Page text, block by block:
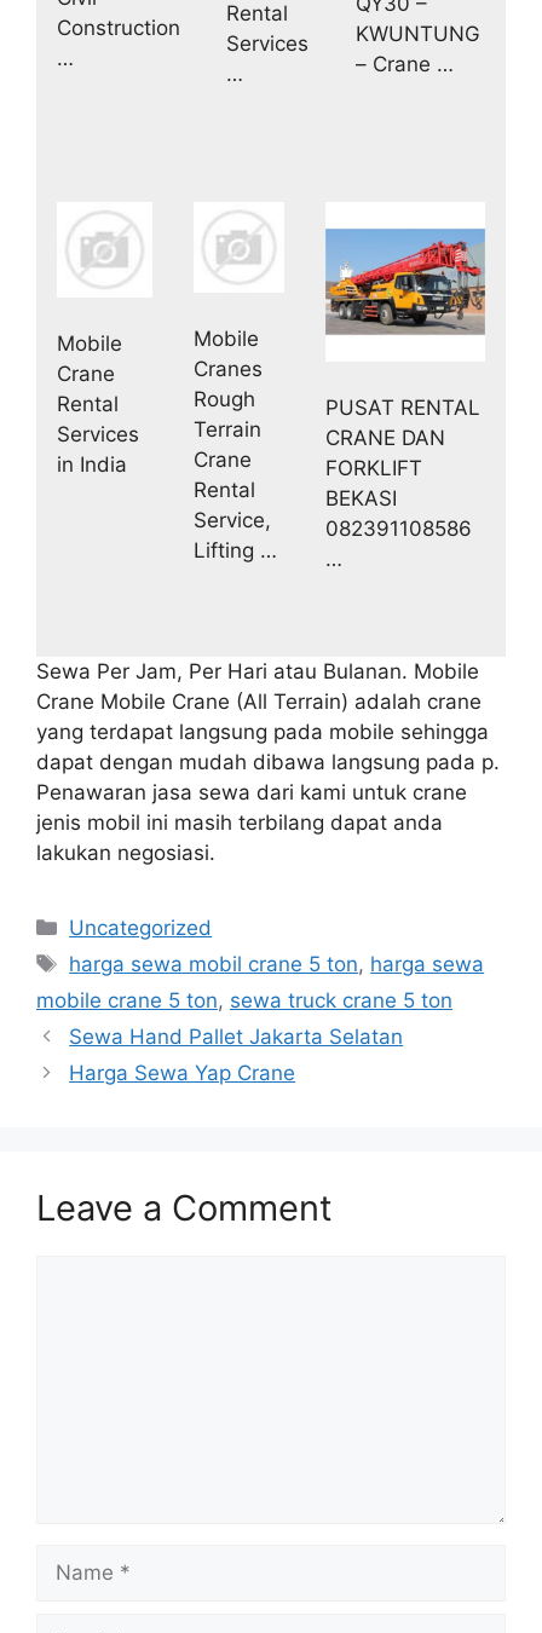
Construction
…
Rental
Services
…
KWUNTUNG
– Crane …
Mobile
Crane
Rental
Services
in India
Mobile
Cranes
Rough
Terrain
Crane
Rental
Service,
Lifting …
PUSAT RENTAL
CRANE DAN
FORKLIFT
BEKASI
082391108586
…
Sewa Per Jam, Per Hari atau Bulanan. Mobile
Crane Mobile Crane (All Terrain) adalah crane
yang terdapat langsung pada mobile sehingga
dapat dengan mudah dibawa langsung pada p.
Penawaran jasa sewa dari kami untuk crane
jenis mobil ini masih terbilang dapat anda
lakukan negosiasi.
Categories
Uncategorized
Tags
harga sewa mobil crane 5 ton, harga sewa
mobile crane 5 ton, sewa truck crane 5 ton
Sewa Hand Pallet Jakarta Selatan
Harga Sewa Yap Crane
Leave a Comment